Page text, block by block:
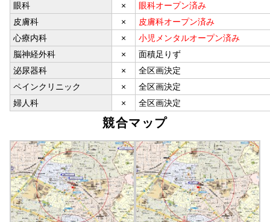
眼科
×
眼科オープン済み
皮膚科
×
皮膚科オープン済み
心療内科
×
小児メンタルオープン済み
脳神経外科
×
面積足りず
泌尿器科
×
全区画決定
ペインクリニック
×
全区画決定
婦人科
× 全区画決定
競合マップ